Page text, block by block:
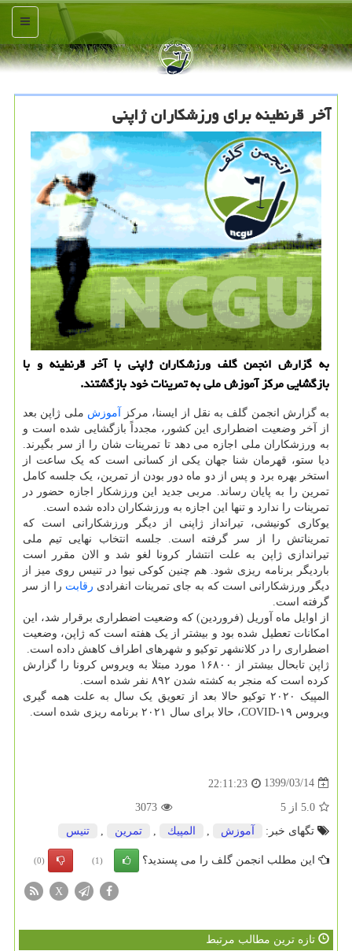
منو
آخر قرنطینه برای ورزشكاران ژاپنی
به گزارش انجمن گلف ورزشكاران ژاپنی با آخر قرنطینه و با
بازگشایی مركز آموزش ملی به تمرینات خود بازگشتند.
به گزارش انجمن گلف به نقل از ایسنا، مرکز آموزش ملی ژاپن بعد
از آخر وضعیت اضطراری این کشور، مجدداً بازگشایی شده است و
به ورزشکاران ملی اجازه می دهد تا تمرینات شان را از سر بگیرند.
دیا ستو، قهرمان شنا جهان یکی از کسانی است که یک ساعت از
استخر بهره برد و پس از دو ماه دور بودن از تمرین، یک جلسه کامل
تمرین را به پایان رساند. مربی جدید این ورزشکار اجازه حضور در
تمرینات را ندارد و تنها این اجازه به ورزشکاران داده شده است.
یوکاری کونیشی، تیرانداز ژاپنی از دیگر ورزشکارانی است که
تمریناتش را از سر گرفته است. جلسه انتخاب نهایی تیم ملی
تیراندازی ژاپن به علت انتشار کرونا لغو شد و الان مقرر است
باردیگر برنامه ریزی شود. هم چنین کوکی نیوا در تنیس روی میز از
دیگر ورزشکارانی است که به جای تمرینات انفرادی رقابت را از سر
گرفته است.
از اوایل ماه آوریل (فروردین) که وضعیت اضطراری برقرار شد، این
امکانات تعطیل شده بود و بیشتر از یک هفته است که ژاپن، وضعیت
اضطراری را در کلانشهر توکیو و شهرهای اطراف کاهش داده است.
ژاپن تابحال بیشتر از ۱۶۸۰۰ مورد مبتلا به ویروس کرونا را گزارش
کرده است که منجر به کشته شدن ۸۹۲ نفر شده است.
المپیک ۲۰۲۰ توکیو حالا بعد از تعویق یک سال به علت همه گیری
ویروس ۱۹-COVID، حالا برای سال ۲۰۲۱ برنامه ریزی شده است.
1399/03/14
22:11:23
5.0 از 5
3073
تگهای خبر:
آموزش المپیك تمرین تنیس
این مطلب انجمن گلف را می پسندید؟ (1)
(0)
X
تازه ترین مطالب مرتبط